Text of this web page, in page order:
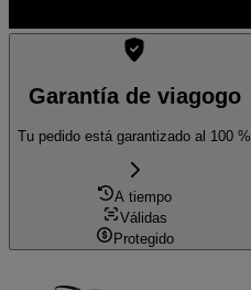
Garantía de viagogo
Tu pedido está garantizado al 100 %
A tiempo
Válidas
Protegido